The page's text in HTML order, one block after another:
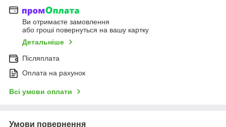
Ви отримаєте замовлення
або гроші повернуться на вашу картку
Детальніше
Післяплата
Оплата на рахунок
Всі умови оплати
Умови повернення